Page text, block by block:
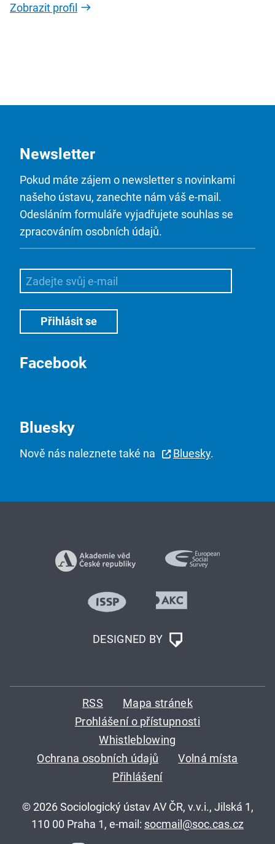
Zobrazit profil
Newsletter
Pokud máte zájem o newsletter s novinkami
našeho ústavu, zanechte nám váš e-mail.
Odesláním formuláře vyjadřujete souhlas se
zpracováním osobních údajů.
Facebook
Bluesky
Nově nás naleznete také na Bluesky.
DESIGNED BY
RSS
Mapa stránek
Prohlášení o přístupnosti
Whistleblowing
Ochrana osobních údajů
Volná místa
Přihlášení
© 2026 Sociologický ústav AV ČR, v.v.i., Jilská 1,
110 00 Praha 1, e-mail: socmail@soc.cas.cz